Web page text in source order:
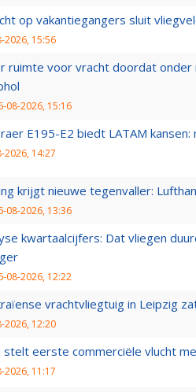
op vakantiegangers sluit
2026, 15:56
ruimte voor vracht doordat
08-2026, 15:16
E195-E2 biedt LATAM
2026, 14:27
krijgt nieuwe tegenvaller:
08-2026, 13:36
kwartaalcijfers: Dat vliegen
08-2026, 12:22
vrachtvliegtuig in Leipzig
2026, 12:20
stelt eerste commerciële vlucht
2026, 11:17